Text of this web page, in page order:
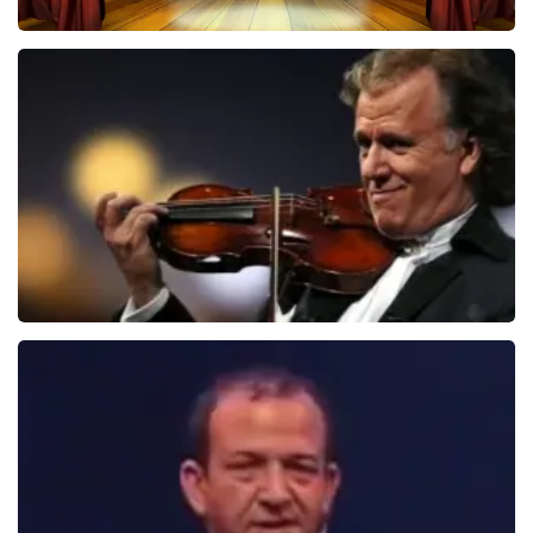
BEKIJKEN
5624+reviews